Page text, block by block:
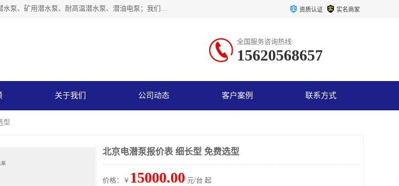
天津奥特泵业有限公司主要从事：不锈钢潜水泵、大流量潜水泵、高扬程潜水泵、矿用潜水泵、耐高温潜水泵、潜油电泵；我们以开发研制生产各种用途的水泵为主，历经十多年艰苦创业，已成为总资产达伍仟多万元，占地面积1万多平方米，年生产能力几百万（台）套，形成集设计研发、制造安装、技术服务于一体的现代规模型企业。 资质认证 实名商家
全国服务咨询热线:
15620568657
关于我们 公司动态 客户案例 联系方式
型
北京电潜泵报价表 细长型 免费选型
价格：￥ 15000.00 元/台 起